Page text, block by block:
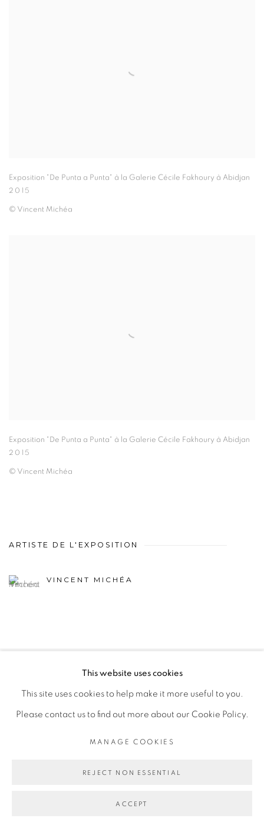
Exposition "De Punta a Punta" à la Galerie Cécile Fakhoury à Abidjan
2015
© Vincent Michéa
Exposition "De Punta a Punta" à la Galerie Cécile Fakhoury à Abidjan
2015
© Vincent Michéa
ARTISTE DE L'EXPOSITION
VINCENT MICHÉA
MANAGE COOKIES
COPYRIGHT © 2026 GALERIE CÉCILE FAKHOURY
SITE BY ARTLOGIC
This website uses cookies
This site uses cookies to help make it more useful to you.
Please contact us to find out more about our Cookie Policy.
MANAGE COOKIES
REJECT NON ESSENTIAL
ACCEPT